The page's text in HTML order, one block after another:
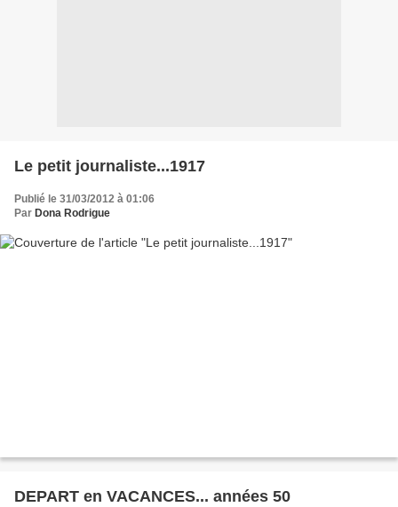
Le petit journaliste...1917
Publié le 31/03/2012 à 01:06
Par Dona Rodrigue
DEPART en VACANCES... années 50